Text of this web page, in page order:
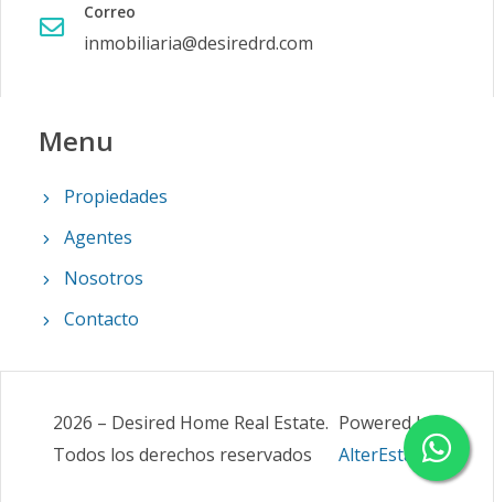
Correo
inmobiliaria@desiredrd.com
Menu
Propiedades
Agentes
Nosotros
Contacto
2026 – Desired Home Real Estate.
Todos los derechos reservados
Powered by
AlterEstate